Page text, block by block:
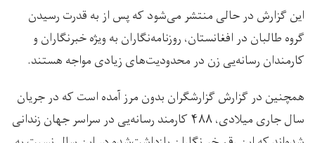
این گزارش در حالی منتشر می‌شود که پس از به قدرت رسیدن
گروه طالبان در افغانستان، روزنامه‌نگاران به ویژه خبرنگاران و
کارمندان رسانه‌یی زن در محدودیت‌های زیادی مواجه هستند.
همچنین در گزارش گزارشگران بدون مرز آمده است که در جریان
سال جاری میلادی، ۴۸۸ کارمند رسانه‌یی در سراسر جهان زندانی